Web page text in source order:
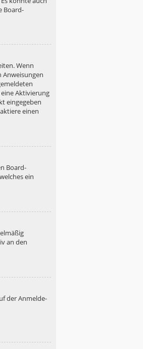
Board-
Wenn
Anweisungen
Aktivierung
eingegeben
einen
Board-
ein
an den
der Anmelde-